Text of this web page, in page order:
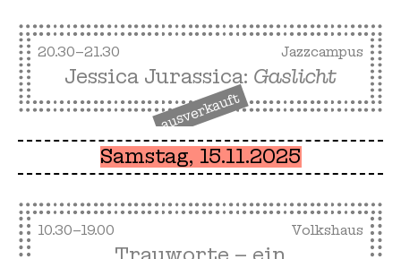
20.30–21.30 Jazzcampus
ausverkauft
Jessica Jurassica: Gaslicht
Samstag, 15.11.2025
10.30–19.00 Volkshaus